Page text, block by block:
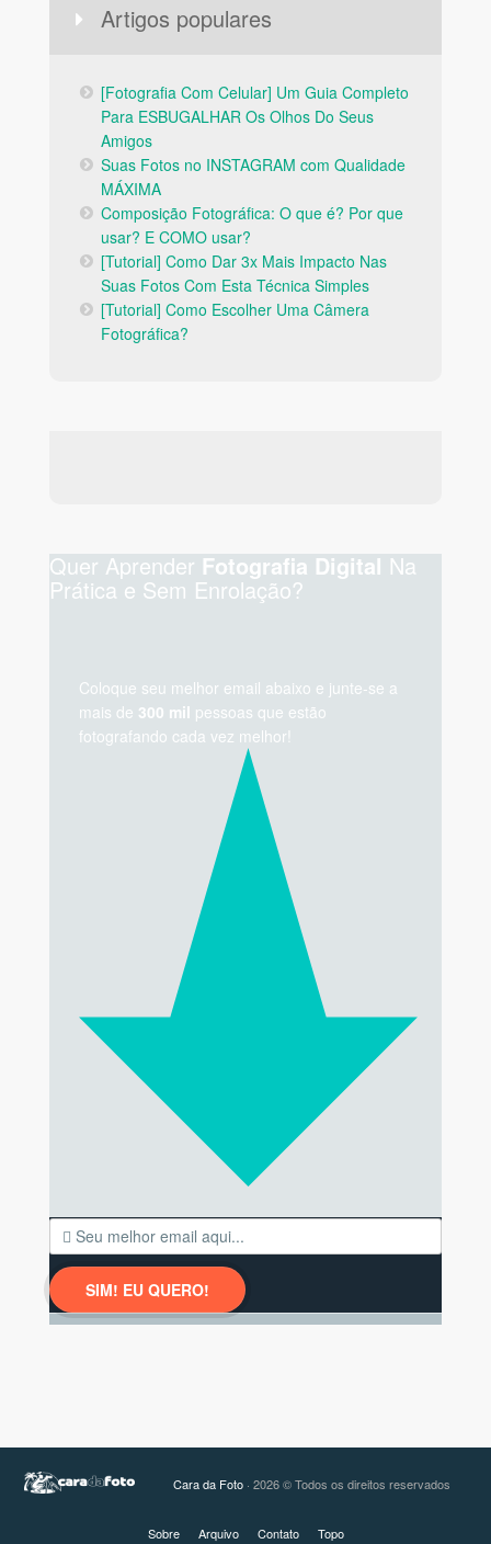
Artigos populares
[Fotografia Com Celular] Um Guia Completo
Para ESBUGALHAR Os Olhos Do Seus
Amigos
Suas Fotos no INSTAGRAM com Qualidade
MÁXIMA
Composição Fotográfica: O que é? Por que
usar? E COMO usar?
[Tutorial] Como Dar 3x Mais Impacto Nas
Suas Fotos Com Esta Técnica Simples
[Tutorial] Como Escolher Uma Câmera
Fotográfica?
Quer AprenderFotografia DigitalNa
Prática e Sem Enrolação?
Coloque seu melhor email abaixo e junte-se a
mais de 300 mil pessoas que estão
fotografando cada vez melhor!
Cara da Foto· 2026 © Todos os direitos reservados
Sobre Arquivo Contato Topo